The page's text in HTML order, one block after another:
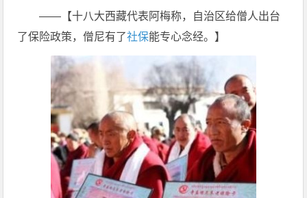
——【十八大西藏代表阿梅称，自治区给僧人出台
了保险政策，僧尼有了社保能专心念经。】